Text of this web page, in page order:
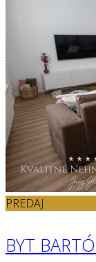
PREDAJ
BYT